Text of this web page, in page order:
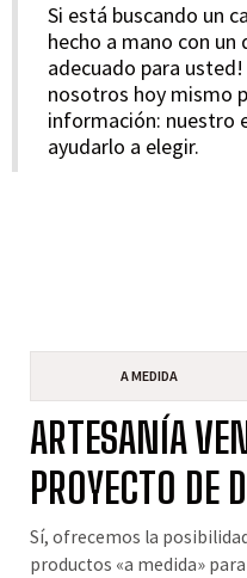
Si está buscando un
hecho a mano con un
adecuado para
nosotros hoy mismo
información: nuestro
ayudarlo a elegir.
A MEDIDA
ARTESANÍA
PROYECTO DE
Sí, ofrecemos la
productos «a medida»